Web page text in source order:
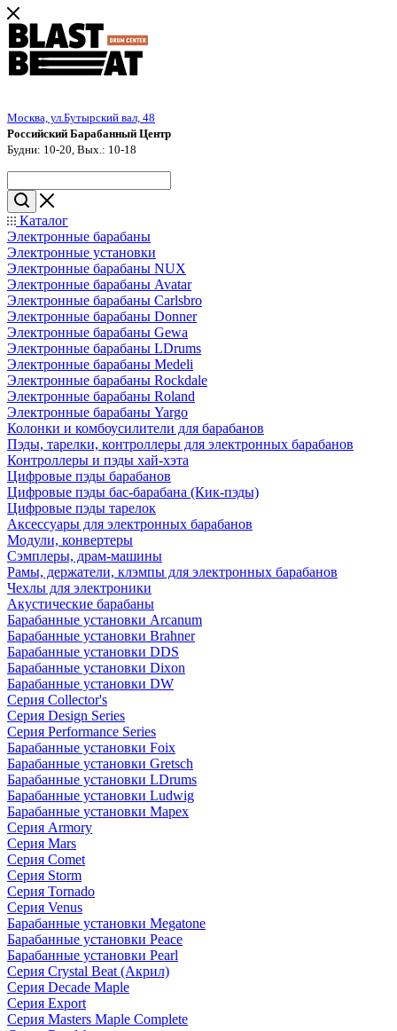
Москва, ул.Бутырский вал, 48
Российский Барабанный Центр
Будни: 10-20, Вых.: 10-18
Каталог
Электронные барабаны
Электронные установки
Электронные барабаны NUX
Электронные барабаны Avatar
Электронные барабаны Carlsbro
Электронные барабаны Donner
Электронные барабаны Gewa
Электронные барабаны LDrums
Электронные барабаны Medeli
Электронные барабаны Rockdale
Электронные барабаны Roland
Электронные барабаны Yargo
Колонки и комбоусилители для барабанов
Пэды, тарелки, контроллеры для электронных барабанов
Контроллеры и пэды хай-хэта
Цифровые пэды барабанов
Цифровые пэды бас-барабана (Кик-пэды)
Цифровые пэды тарелок
Аксессуары для электронных барабанов
Модули, конвертеры
Сэмплеры, драм-машины
Рамы, держатели, клэмпы для электронных барабанов
Чехлы для электроники
Акустические барабаны
Барабанные установки Arcanum
Барабанные установки Brahner
Барабанные установки DDS
Барабанные установки Dixon
Барабанные установки DW
Серия Collector's
Серия Design Series
Серия Performance Series
Барабанные установки Foix
Барабанные установки Gretsch
Барабанные установки LDrums
Барабанные установки Ludwig
Барабанные установки Mapex
Серия Armory
Серия Mars
Серия Comet
Серия Storm
Серия Tornado
Серия Venus
Барабанные установки Megatone
Барабанные установки Peace
Барабанные установки Pearl
Серия Crystal Beat (Акрил)
Серия Decade Maple
Серия Export
Серия Masters Maple Complete